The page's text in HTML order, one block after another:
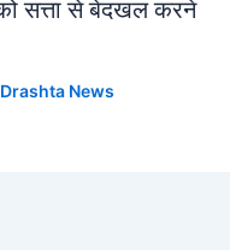
को सत्ता से बेदखल करने
Drashta News